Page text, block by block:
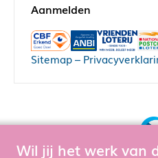
Sitemap–
Wil jij het werk van